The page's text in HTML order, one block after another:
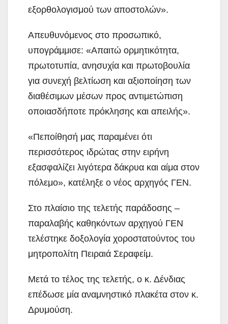
εξορθολογισμού των αποστολών».
Απευθυνόμενος στο προσωπικό,
υπογράμμισε: «Απαιτώ ορμητικότητα,
πρωτοτυπία, ανησυχία και πρωτοβουλία
για συνεχή βελτίωση και αξιοποίηση των
διαθέσιμων μέσων προς αντιμετώπιση
οποιασδήποτε πρόκλησης και απειλής».
«Πεποίθησή μας παραμένει ότι
περισσότερος ιδρώτας στην ειρήνη
εξασφαλίζει λιγότερα δάκρυα και αίμα στον
πόλεμο», κατέληξε ο νέος αρχηγός ΓΕΝ.
Στο πλαίσιο της τελετής παράδοσης –
παραλαβής καθηκόντων αρχηγού ΓΕΝ
τελέστηκε δοξολογία χοροστατούντος του
μητροπολίτη Πειραιά Σεραφείμ.
Μετά το τέλος της τελετής, ο κ. Δένδιας
επέδωσε μία αναμνηστικό πλακέτα στον κ.
Δρυμούση.